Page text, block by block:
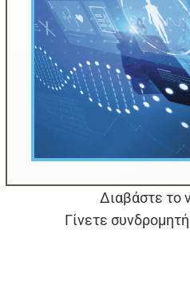
Διαβάστε το
Γίνετε